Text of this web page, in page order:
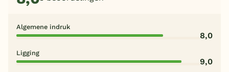
Algemene indruk
8,0
Ligging
9,0